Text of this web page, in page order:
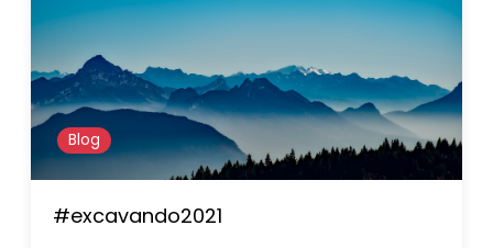
Blog
#excavando2021